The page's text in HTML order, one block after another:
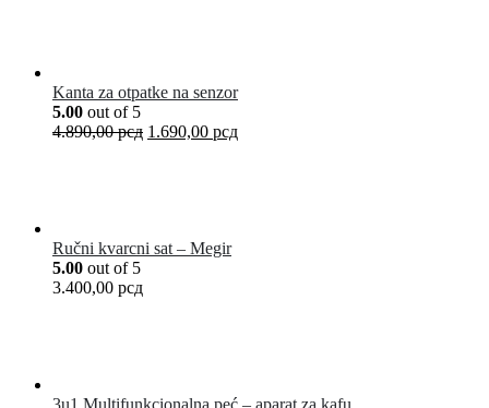
Kanta za otpatke na senzor
5.00 out of 5
4.890,00рсд 1.690,00 рсд
Ručni kvarcni sat – Megir
5.00 out of 5
3.400,00 рсд